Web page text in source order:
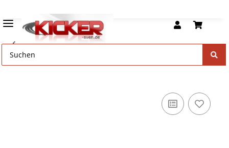
Kickerstangen